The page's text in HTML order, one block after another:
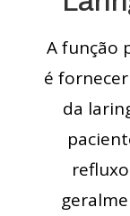
A função
é
da